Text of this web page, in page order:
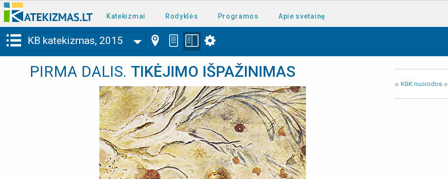
Katekizmai Rodyklės Programos Apie svetainę
KB katekizmas, 2015
PIRMA DALIS. TIKĖJIMO IŠPAŽINIMAS
KBK nuorodos